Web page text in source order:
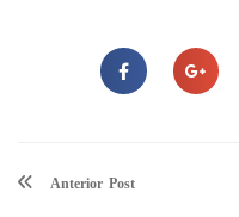
Anterior